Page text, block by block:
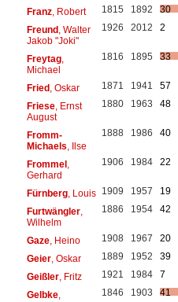
Franz, Robert 1815 1892
30
Freund, Walter
Jakob "Joki"
1926 2012 2
Freytag,
Michael
1816 1895 33
Fried, Oskar 1871 1941
57
Friese, Ernst
August
1880 1963 48
Fromm-
Michaels , Ilse
1888 1986 40
Frommel,
Gerhard
1906 1984 22
Fürnberg, Louis 1909 1957
19
Furtwängler,
Wilhelm
1886 1954 42
Gaze, Heino 1908 1967
20
Geier, Oskar 1889 1952
39
Geißler, Fritz 1921 1984
7
Gelbke,
1846 1903 41